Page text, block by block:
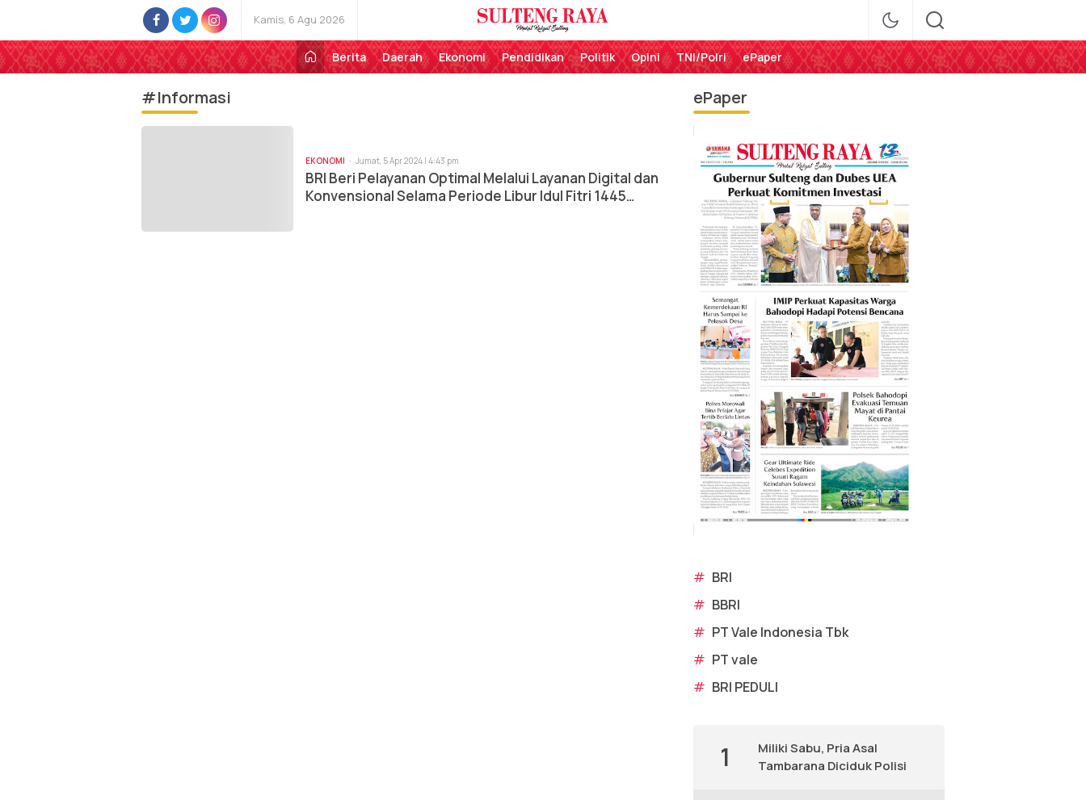
Kamis, 6 Agu 2026
Sulteng Raya
Perekat Rakyat Sulteng
Berita
Daerah Ekonomi Pendidikan Politik Opini TNI/Polri ePaper
#Informasi
EKONOMI Jumat, 5 Apr 2024 | 4:43 pm
BRI Beri Pelayanan Optimal Melalui Layanan Digital dan
Konvensional Selama Periode Libur Idul Fitri 1445
ePaper
# BRI
# BBRI
# PT Vale Indonesia Tbk
# PT vale
# BRI PEDULI
1
Miliki Sabu, Pria Asal
Tambarana Diciduk Polisi